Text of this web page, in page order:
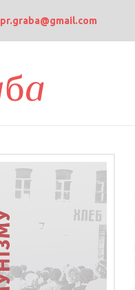
pr.graba@gmail.com